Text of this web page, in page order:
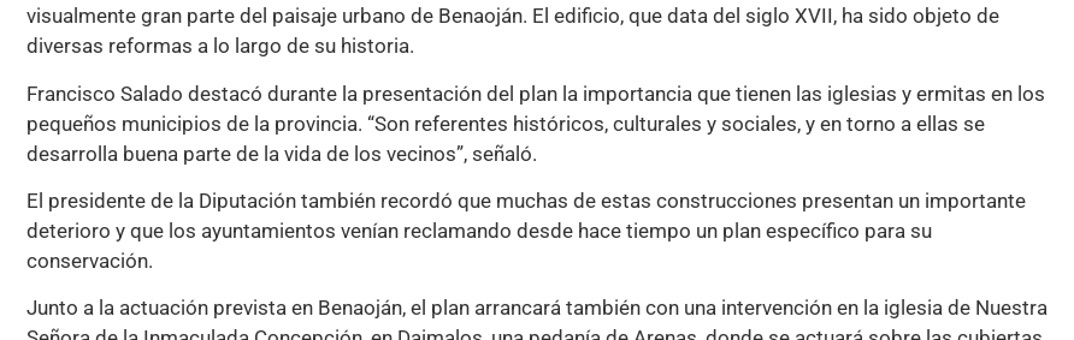
visualmente gran parte del paisaje urbano de Benaoján. El edificio, que data del siglo XVII, ha sido objeto de
diversas reformas a lo largo de su historia.
Francisco Salado destacó durante la presentación del plan la importancia que tienen las iglesias y ermitas en los
pequeños municipios de la provincia. “Son referentes históricos, culturales y sociales, y en torno a ellas se
desarrolla buena parte de la vida de los vecinos”, señaló.
El presidente de la Diputación también recordó que muchas de estas construcciones presentan un importante
deterioro y que los ayuntamientos venían reclamando desde hace tiempo un plan específico para su
conservación.
Junto a la actuación prevista en Benaoján, el plan arrancará también con una intervención en la iglesia de Nuestra